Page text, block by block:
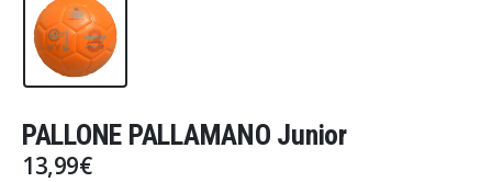
PALLONE PALLAMANO Junior
13,99€